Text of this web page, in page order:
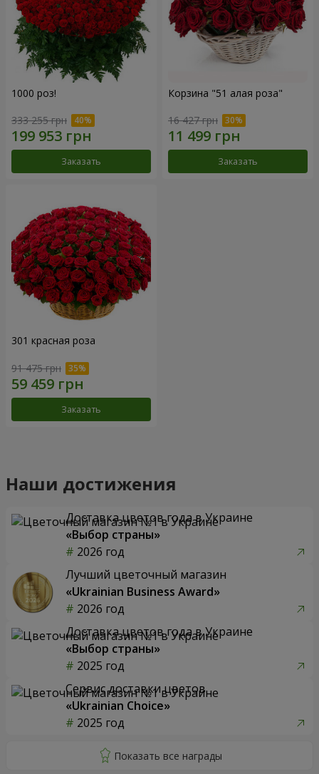
1000 роз!
333 255 грн
Заказать
Корзина "51 алая роза"
16 427 грн
Заказать
301 красная роза
91 475 грн
Заказать
Наши достижения
Доставка цветов года в Украине
«Выбор страны»
2026 год
Лучший цветочный магазин
«Ukrainian Business Award»
2026 год
Доставка цветов года в Украине
«Выбор страны»
2025 год
Сервис доставки цветов
«Ukrainian Choice»
2025 год